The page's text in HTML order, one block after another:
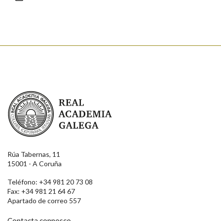
Real Academia Galega
Rúa Tabernas, 11
15001 - A Coruña
Teléfono: +34 981 20 73 08
Fax: +34 981 21 64 67
Apartado de correo 557